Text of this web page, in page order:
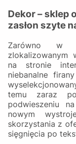
Dekor – sklep
zasłon szyte
Zarówno w
zlokalizowanym
na stronie
niebanalne
temu zaraz
podwieszeniu
nowym
skorzystania z
sięgnięcia po